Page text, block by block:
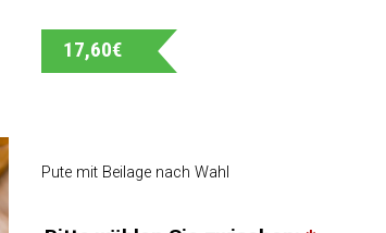
17,60€
Pute mit Beilage nach Wahl